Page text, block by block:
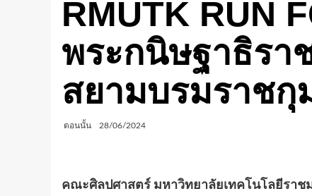
RMUTK RUN
พระกนิษฐาธิรา
สยามบรมราชกุ
ตอนนั้น 28/06/2024
คณะศิลปศาสตร์ มหาวิทยาลัยเทคโนโลยีราช